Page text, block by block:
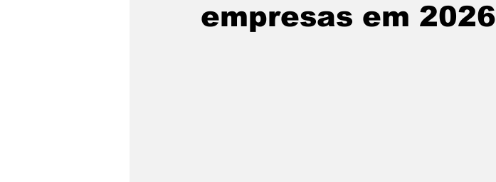
empresas em 2026